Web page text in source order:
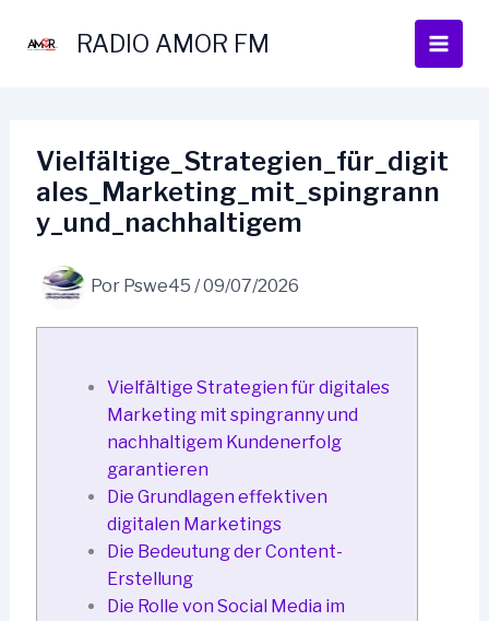
RADIO AMOR FM
Vielfältige_Strategien_für_digit
ales_Marketing_mit_spingrann
y_und_nachhaltigem
Por Pswe45 /09/07/2026
Vielfältige Strategien für digitales
Marketing mit spingranny und
nachhaltigem Kundenerfolg
garantieren
Die Grundlagen effektiven
digitalen Marketings
Die Bedeutung der Content-
Erstellung
Die Rolle von Social Media im